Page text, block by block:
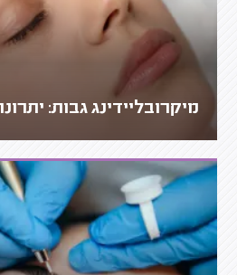
מיקרובליידינג גבות: